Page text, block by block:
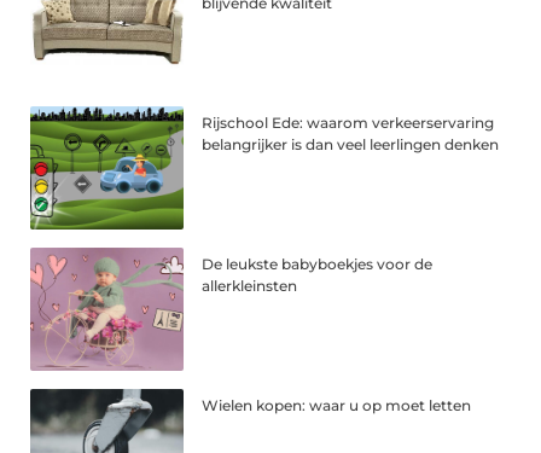
Rijschool Ede: waarom verkeerservaring
belangrijker is dan veel leerlingen denken
De leukste babyboekjes voor de
allerkleinsten
Wielen kopen: waar u op moet letten